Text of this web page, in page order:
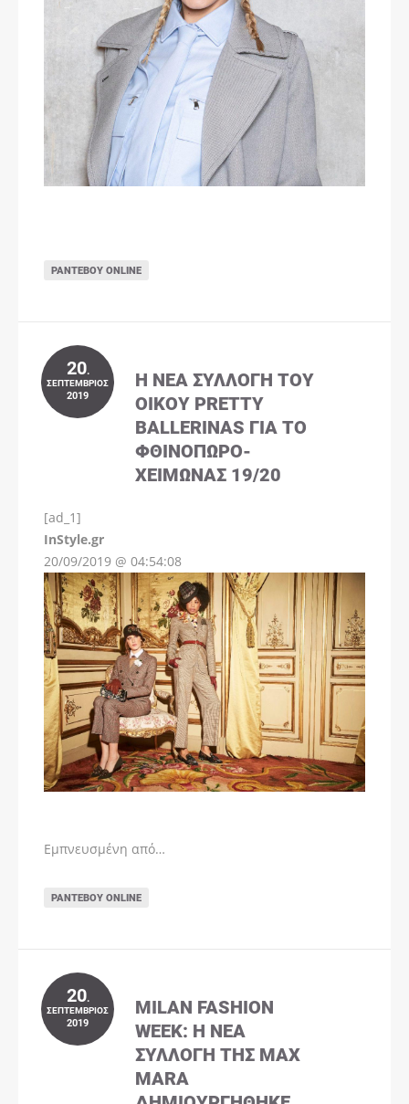
ΡΑΝΤΕΒΟΎ ONLINE
20.
ΣΕΠΤΈΜΒΡΙΟΣ
2019
Η ΝΈΑ ΣΥΛΛΟΓΉ ΤΟΥ
ΟΊΚΟΥ PRETTY
BALLERINAS ΓΙΑ ΤΟ
ΦΘΙΝΌΠΩΡΟ-
ΧΕΙΜΏΝΑΣ 19/20
[ad_1]
InStyle.gr
20/09/2019 @ 04:54:08
Εμπνευσμένη από…
ΡΑΝΤΕΒΟΎ ONLINE
20.
ΣΕΠΤΈΜΒΡΙΟΣ
2019
MILAN FASHION
WEEK: Η ΝΈΑ
ΣΥΛΛΟΓΉ ΤΗΣ MAX
MARA